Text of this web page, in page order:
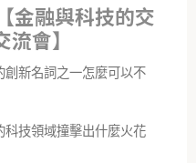
金融與科技的交
會】
新名詞之一怎麼可以不
技領域撞擊出什麼火花